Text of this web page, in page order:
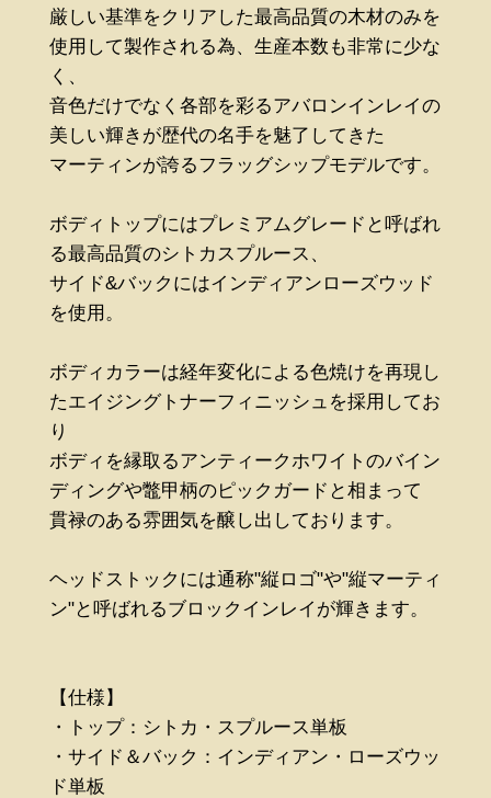
厳しい基準をクリアした最高品質の木材のみを
使用して製作される為、生産本数も非常に少な
く、
音色だけでなく各部を彩るアバロンインレイの
美しい輝きが歴代の名手を魅了してきた
マーティンが誇るフラッグシップモデルです。
ボディトップにはプレミアムグレードと呼ばれ
る最高品質のシトカスプルース、
サイド&バックにはインディアンローズウッド
を使用。
ボディカラーは経年変化による色焼けを再現し
たエイジングトナーフィニッシュを採用してお
り
ボディを縁取るアンティークホワイトのバイン
ディングや鼈甲柄のピックガードと相まって
貫禄のある雰囲気を醸し出しております。
ヘッドストックには通称"縦ロゴ"や"縦マーティ
ン"と呼ばれるブロックインレイが輝きます。
【仕様】
・トップ：シトカ・スプルース単板
・サイド＆バック：インディアン・ローズウッ
ド単板